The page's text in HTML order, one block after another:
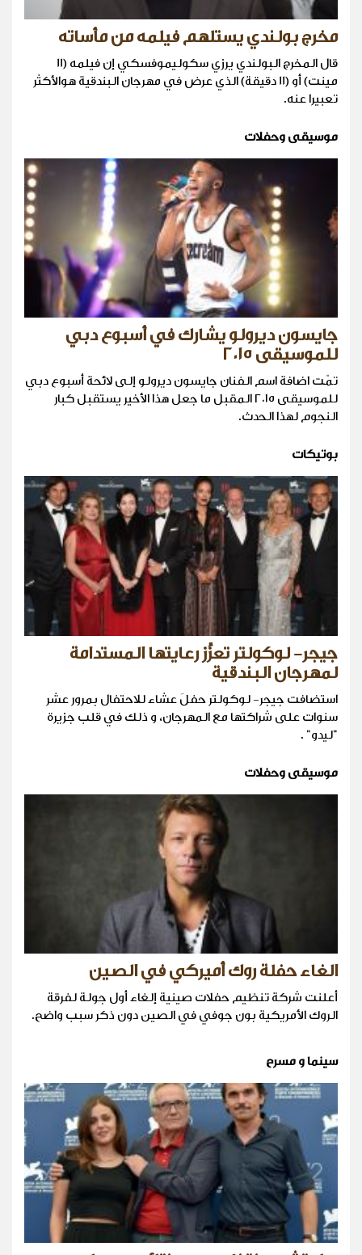
مخرج بولندي يستلهم فيلمه من مأساته
قال المخرج البولندي يرزي سكوليموفسكي إن فيلمه (11
مينت) أو (11 دقيقة) الذي عرض في مهرجان البندقية هوالأكثر
تعبيرا عنه.
موسيقى وحفلات
جايسون ديرولو يشارك في أسبوع دبي
للموسيقى ٢٠١٥
تمّت اضافة اسم الفنان جايسون ديرولو إلى لائحة أسبوع دبي
للموسيقى ٢٠١٥ المقبل ما جعل هذا الأخير يستقبل كبار
النجوم لهذا الحدث.
بوتيكات
جيجر- لوكولتر تعزِّز رعايتها المستدامة
لمهرجان البندقية
استضافت جيجر- لوكولتر حفلَ عشاء للاحتفال بمرور عشر
سنوات على شراكتها مع المهرجان، و ذلك في قلب جزيرة
"ليدو" .
موسيقى وحفلات
الغاء حفلة روك أميركي في الصين
أعلنت شركة تنظيم حفلات صينية إلغاء أول جولة لفرقة
الروك الأمريكية بون جوفي في الصين دون ذكر سبب واضح.
سينما و مسرح